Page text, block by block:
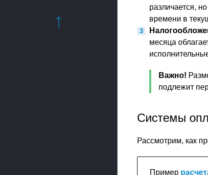
различается,
времени в
месяца
Важно!
подлежит
Системы
Рассмотрим, как
Пример